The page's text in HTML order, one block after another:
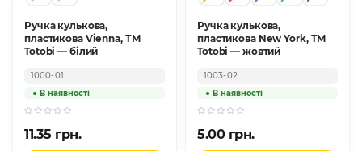
Ручка кулькова,
пластикова Vienna, ТМ
Totobi — білий
1000-01
11.35 грн.
Ручка кулькова,
пластикова New York, ТМ
Totobi — жовтий
1003-02
5.00 грн.